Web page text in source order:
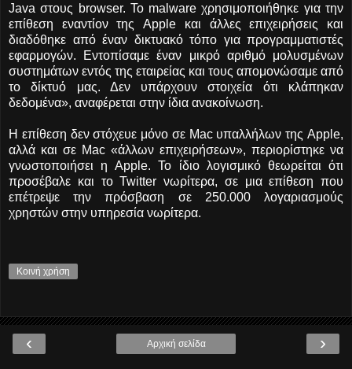
Java στους browser. Το malware χρησιμοποιήθηκε για την
επίθεση εναντίον της Apple και άλλες επιχειρήσεις και
διαδόθηκε από έναν δικτυακό τόπο για προγραμματιστές
εφαρμογών. Εντοπίσαμε έναν μικρό αριθμό μολυσμένων
συστημάτων εντός της εταιρείας και τους απομονώσαμε από
το δίκτυό μας. Δεν υπάρχουν στοιχεία ότι κλάπηκαν
δεδομένα», αναφέρεται στην ίδια ανακοίνωση.
H επίθεση δεν στόχευε μόνο σε Mac υπαλλήλων της Apple,
αλλά και σε Mac «άλλων επιχειρήσεων», περιορίστηκε να
γνωστοποιήσει η Apple. Το ίδιο λογισμικό θεωρείται ότι
προσέβαλε και το Twitter νωρίτερα, σε μια επίθεση που
επέτρεψε την πρόσβαση σε 250.000 λογαριασμούς
χρηστών στην υπηρεσία νωρίτερα.
Κοινή χρήση
‹ ›
Αρχική σελίδα